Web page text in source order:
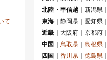
て
北陸・甲信越 ｜新潟
東海 ｜静岡県｜愛知県
近畿 ｜大阪府｜京都
中国
鳥取県 島根県
四国
香川県 徳島県